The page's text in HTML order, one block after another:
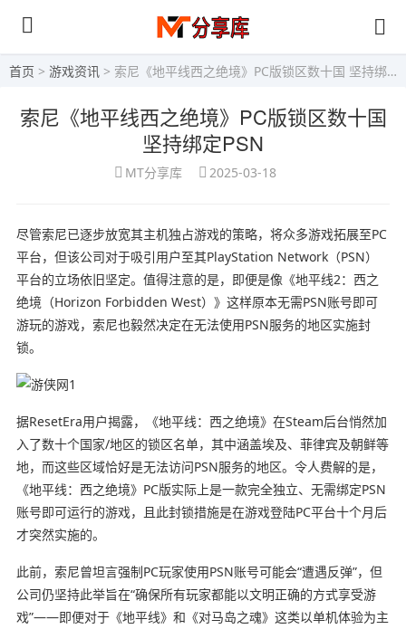
首页 > 游戏资讯 > 索尼《地平线西之绝境》PC版锁区数十国 坚持绑定PSN
索尼《地平线西之绝境》PC版锁区数十国
坚持绑定PSN
MT分享库 2025-03-18
尽管索尼已逐步放宽其主机独占游戏的策略，将众多游戏拓展至PC
平台，但该公司对于吸引用户至其PlayStation Network（PSN）
平台的立场依旧坚定。值得注意的是，即便是像《地平线2：西之
绝境（Horizon Forbidden West）》这样原本无需PSN账号即可
游玩的游戏，索尼也毅然决定在无法使用PSN服务的地区实施封
锁。
据ResetEra用户揭露，《地平线：西之绝境》在Steam后台悄然加
入了数十个国家/地区的锁区名单，其中涵盖埃及、菲律宾及朝鲜等
地，而这些区域恰好是无法访问PSN服务的地区。令人费解的是，
《地平线：西之绝境》PC版实际上是一款完全独立、无需绑定PSN
账号即可运行的游戏，且此封锁措施是在游戏登陆PC平台十个月后
才突然实施的。
此前，索尼曾坦言强制PC玩家使用PSN账号可能会“遭遇反弹”，但
公司仍坚持此举旨在“确保所有玩家都能以文明正确的方式享受游
戏”——即便对于《地平线》和《对马岛之魂》这类以单机体验为主